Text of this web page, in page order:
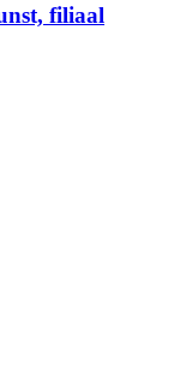
filiaal